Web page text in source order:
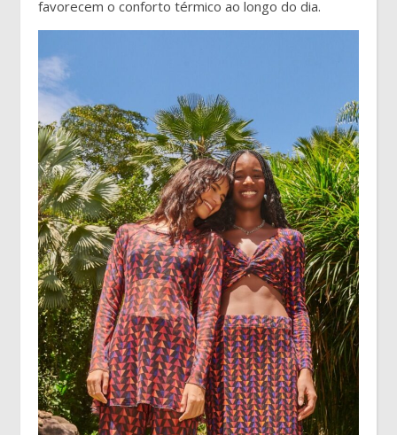
favorecem o conforto térmico ao longo do dia.